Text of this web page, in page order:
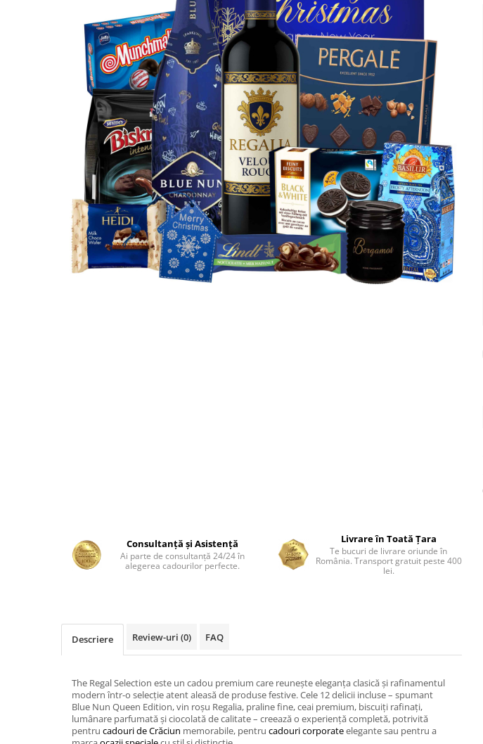
Consultanță și Asistență
Ai parte de consultanță 24/24 în
alegerea cadourilor perfecte.
Livrare în Toată Țara
Te bucuri de livrare oriunde în
România. Transport gratuit peste 400
lei.
Descriere Review-uri (0) FAQ
The Regal Selection este un cadou premium care reunește eleganța clasică și rafinamentul
modern într-o selecție atent aleasă de produse festive. Cele 12 delicii incluse – spumant
Blue Nun Queen Edition, vin roșu Regalia, praline fine, ceai premium, biscuiți rafinați,
lumânare parfumată și ciocolată de calitate – creează o experiență completă, potrivită
pentru cadouri de Crăciun memorabile, pentru cadouri corporateelegante sau pentru a